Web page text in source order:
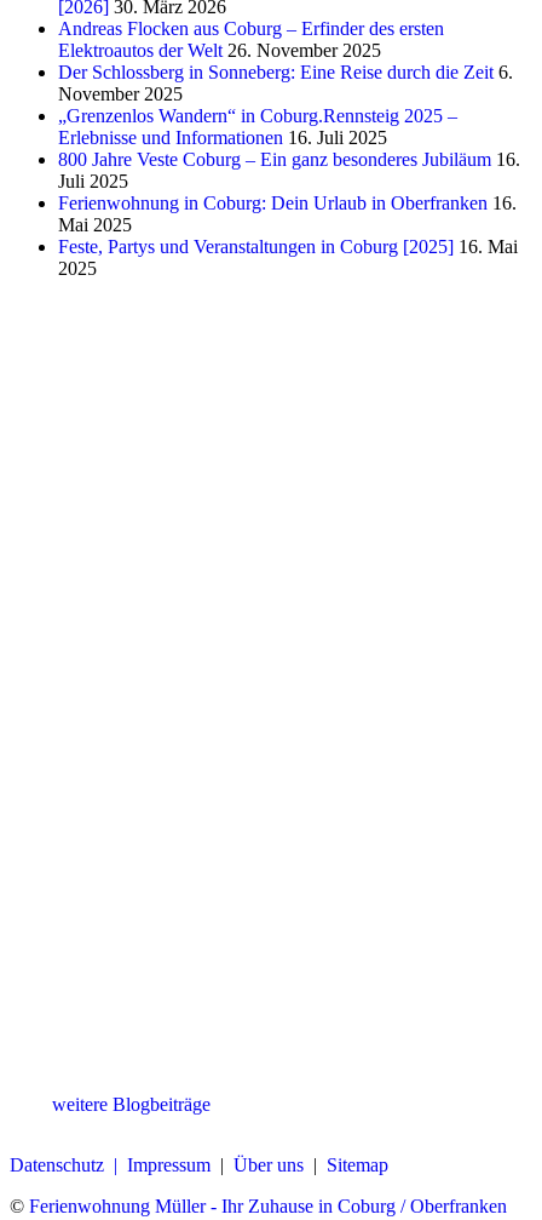
[2026] 30. März 2026
Andreas Flocken aus Coburg – Erfinder des ersten
Elektroautos der Welt 26. November 2025
Der Schlossberg in Sonneberg: Eine Reise durch die Zeit 6.
November 2025
„Grenzenlos Wandern“ in Coburg.Rennsteig 2025 –
Erlebnisse und Informationen 16. Juli 2025
800 Jahre Veste Coburg – Ein ganz besonderes Jubiläum 16.
Juli 2025
Ferienwohnung in Coburg: Dein Urlaub in Oberfranken 16.
Mai 2025
Feste, Partys und Veranstaltungen in Coburg [2025] 16. Mai
2025
weitere Blogbeiträge
Datenschutz | Impressum | Über uns | Sitemap
© Ferienwohnung Müller - Ihr Zuhause in Coburg / Oberfranken